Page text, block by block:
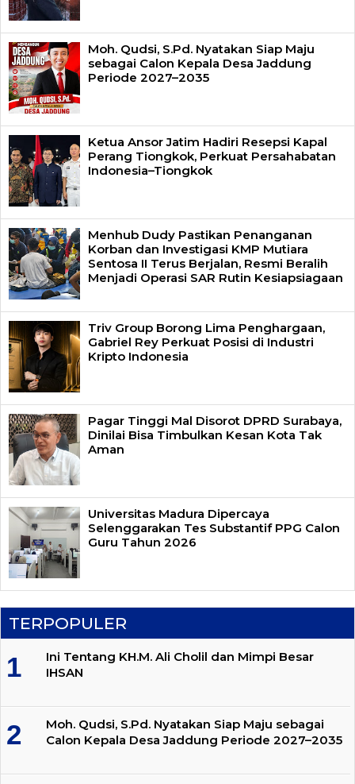
Moh. Qudsi, S.Pd. Nyatakan Siap Maju
sebagai Calon Kepala Desa Jaddung
Periode 2027–2035
Ketua Ansor Jatim Hadiri Resepsi Kapal
Perang Tiongkok, Perkuat Persahabatan
Indonesia–Tiongkok
Menhub Dudy Pastikan Penanganan
Korban dan Investigasi KMP Mutiara
Sentosa II Terus Berjalan, Resmi Beralih
Menjadi Operasi SAR Rutin Kesiapsiagaan
Triv Group Borong Lima Penghargaan,
Gabriel Rey Perkuat Posisi di Industri
Kripto Indonesia
Pagar Tinggi Mal Disorot DPRD Surabaya,
Dinilai Bisa Timbulkan Kesan Kota Tak
Aman
Universitas Madura Dipercaya
Selenggarakan Tes Substantif PPG Calon
Guru Tahun 2026
TERPOPULER
Ini Tentang KH.M. Ali Cholil dan Mimpi Besar
IHSAN
Moh. Qudsi, S.Pd. Nyatakan Siap Maju sebagai
Calon Kepala Desa Jaddung Periode 2027–2035